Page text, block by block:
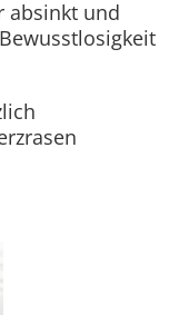
absinkt und